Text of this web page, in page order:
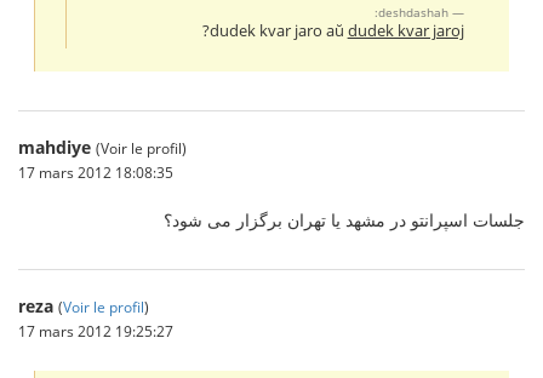
deshdashah:
dudek kvar jaro aŭ dudek kvar jaroj
?
mahdiye (Voir le profil)
17 mars 2012 18:08:35
جلسات اسپرانتو در مشهد یا تهران برگزار می شود؟
reza (Voir le profil)
17 mars 2012 19:25:27